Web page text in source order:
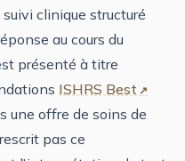
clinique structuré
au cours du
présenté à titre
ISHRS Best
une offre de soins de
pas ce